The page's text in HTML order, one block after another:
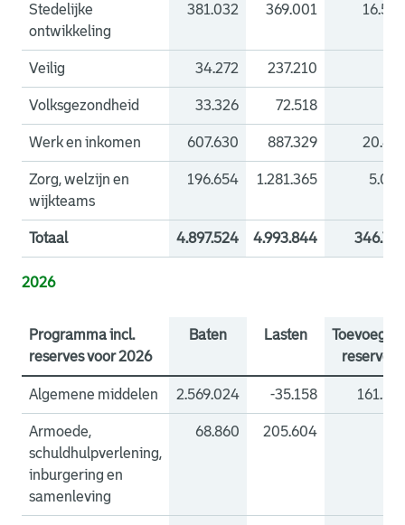
Stedelijke
ontwikkeling
381.032 369.001 16.534
Veilig 34.272 237.210
Volksgezondheid 33.326 72.518
Werk en inkomen 607.630 887.329 20.472
Zorg, welzijn en
wijkteams
196.654 1.281.365 5.084
Totaal 4.897.524 4.993.844 346.739
2026
Programma incl.
reserves voor 2026
Baten Lasten
Toevoeging
reserves
Algemene middelen 2.569.024 -35.158 161.557
Armoede,
schuldhulpverlening,
inburgering en
samenleving
68.860 205.604